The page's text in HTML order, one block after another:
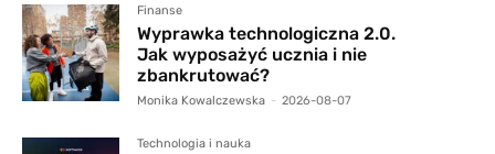
Finanse
Wyprawka technologiczna 2.0.
Jak wyposażyć ucznia i nie
zbankrutować?
Monika Kowalczewska - 2026-08-07
Technologia i nauka